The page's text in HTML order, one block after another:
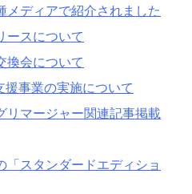
メディアで紹介されました
ースについて
換会について
事業の実施について
リマージャー関連記事掲載
「スタンダードエディショ